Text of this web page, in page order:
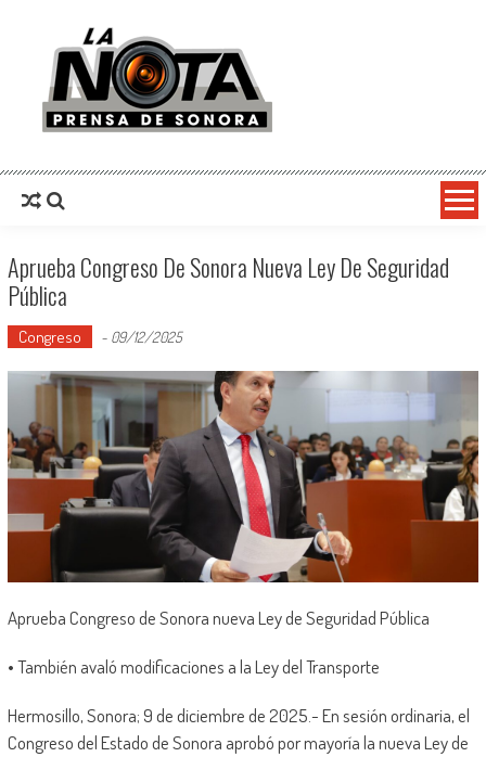
La Nota Prensa De Sonora
Aprueba Congreso De Sonora Nueva Ley De Seguridad
Pública
Congreso - 09/12/2025
Aprueba Congreso de Sonora nueva Ley de Seguridad Pública
• También avaló modificaciones a la Ley del Transporte
Hermosillo, Sonora; 9 de diciembre de 2025.- En sesión ordinaria, el
Congreso del Estado de Sonora aprobó por mayoría la nueva Ley de